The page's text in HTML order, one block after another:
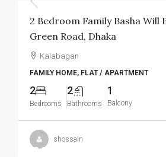
2 Bedroom Family Basha Will
Green Road, Dhaka
Kalabagan
FAMILY HOME, FLAT / APARTMENT
2
Bedrooms
2
Bathrooms
1
Balcony
shossain
৳8,000